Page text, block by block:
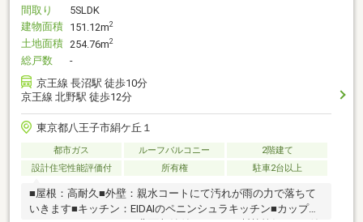
間取り
5SLDK
建物面積 151.12m2
土地面積 254.76m2
総戸数
-
京王線 長沼駅 徒歩10分
京王線 北野駅 徒歩12分
東京都八王子市絹ケ丘１
都市ガス ルーフバルコニー
2階建て
設計住宅性能評価付
所有権 駐車2台以上
■屋根：高耐久■外壁：親水コートにて汚れが雨の力で落ちて
いきます■キッチン：EIDAIのペニンシュラキッチン■カップボ